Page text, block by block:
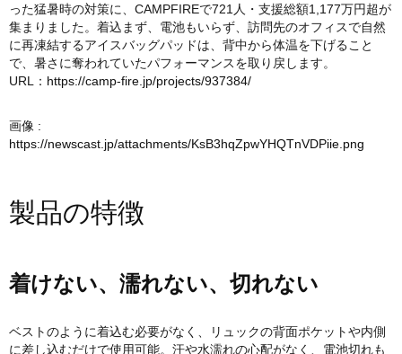
った猛暑時の対策に、CAMPFIREで721人・支援総額1,177万円超が
集まりました。着込まず、電池もいらず、訪問先のオフィスで自然
に再凍結するアイスバッグパッドは、背中から体温を下げること
で、暑さに奪われていたパフォーマンスを取り戻します。
URL： https://camp-fire.jp/projects/937384/
画像 :
https://newscast.jp/attachments/KsB3hqZpwYHQTnVDPiie.png
製品の特徴
着けない、濡れない、切れない
ベストのように着込む必要がなく、リュックの背面ポケットや内側
に差し込むだけで使用可能。汗や水濡れの心配がなく、電池切れも